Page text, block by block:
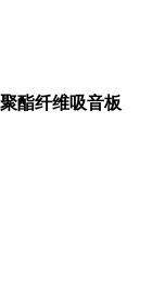
酯纤维吸音板